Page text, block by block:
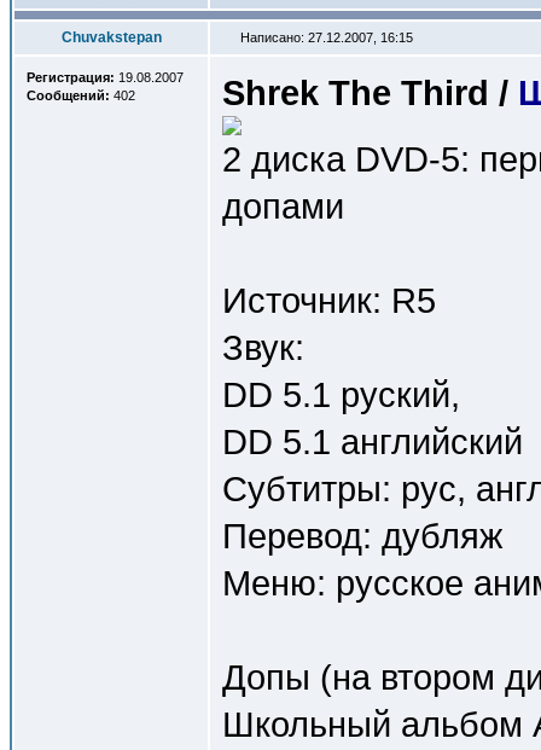
Chuvakstepan Написано: 27.12.2007, 16:15
Регистрация: 19.08.2007
Сообщений: 402 Shrek The Third /
2 диска DVD-5:
допами
Источник: R5
Звук:
DD 5.1 руский,
DD 5.1 английский
Субтитры: рус,
Перевод: дубляж
Меню: русское
Допы (на втором
Школьный альбом